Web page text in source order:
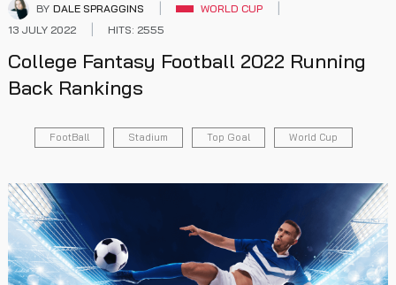
BY DALE SPRAGGINS
WORLD CUP
13 JULY 2022
HITS: 2555
College Fantasy Football 2022 Running
Back Rankings
FootBall Stadium Top Goal World Cup